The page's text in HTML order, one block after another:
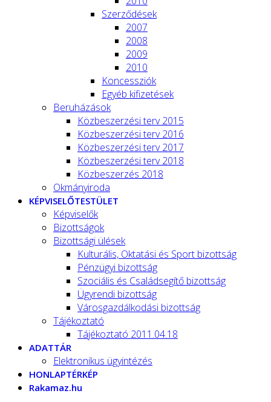
Szerződések
2007
2008
2009
2010
Koncessziók
Egyéb kifizetések
Beruházások
Közbeszerzési terv 2015
Közbeszerzési terv 2016
Közbeszerzési terv 2017
Közbeszerzési terv 2018
Közbeszerzés 2018
Okmányiroda
KÉPVISELŐTESTÜLET
Képviselők
Bizottságok
Bizottsági ülések
Kulturális, Oktatási és Sport bizottság
Pénzügyi bizottság
Szociális és Családsegítő bizottság
Ügyrendi bizottság
Városgazdálkodási bizottság
Tájékoztató
Tájékoztató 2011.04.18
ADATTÁR
Elektronikus ügyintézés
HONLAPTÉRKÉP
Rakamaz.hu